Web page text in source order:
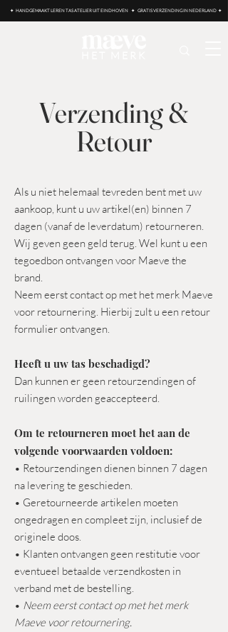
✦ HANDGEMAAKT LEREN TAS ATELIER UIT EINDHOVEN ✦ GRATIS VERZENDING IN NEDERLAND ✦
Verzending &
Retour
Als u niet helemaal tevreden bent met uw
aankoop, kunt u uw artikel(en) binnen 7
dagen (vanaf de leverdatum) retourneren.
Wij geven geen geld terug. Wel kunt u een
tegoedbon ontvangen voor Maeve the
brand.
Neem eerst contact op met het merk Maeve
voor retournering. Hierbij zult u een retour
formulier ontvangen.
Heeft u uw tas beschadigd?
Dan kunnen er geen retourzendingen of
ruilingen worden geaccepteerd.
Om te retourneren moet het aan de
volgende voorwaarden voldoen:
• Retourzendingen dienen binnen 7 dagen
na levering te geschieden.
• Geretourneerde artikelen moeten
ongedragen en compleet zijn, inclusief de
originele doos.
• Klanten ontvangen geen restitutie voor
eventueel betaalde verzendkosten in
verband met de bestelling.
• Neem eerst contact op met het merk
Maeve voor retournering.